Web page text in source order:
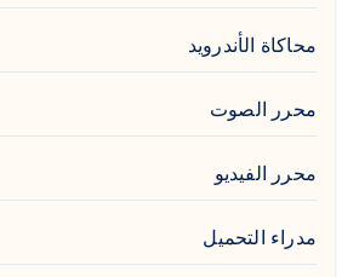
محاكاة الأندرويد
محرر الصوت
محرر الفيديو
مدراء التحميل